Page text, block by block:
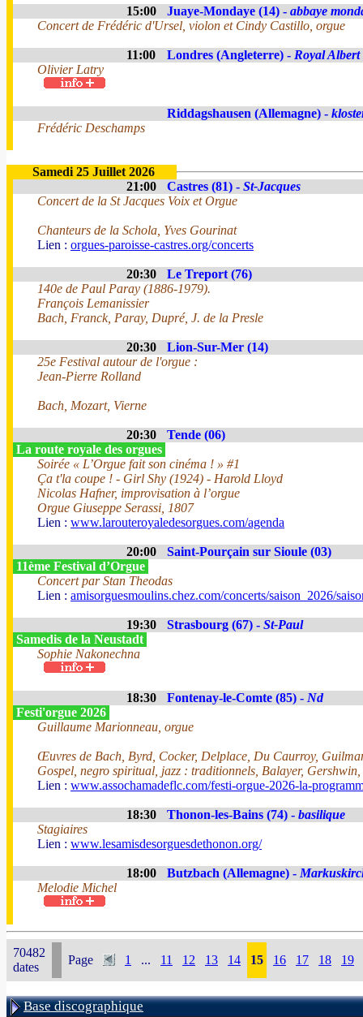
15:00 Juaye-Mondaye (14) - abbaye
Concert de Frédéric d'Ursel, violon et Cindy Castillo, orgue
11:00 Londres (Angleterre) - Royal
Olivier Latry
Riddagshausen (Allemagne) -
Frédéric Deschamps
Samedi 25 Juillet 2026
21:00
Castres (81) - St-Jacques
Concert de la St Jacques Voix et Orgue
Chanteurs de la Schola, Yves Gourinat
Lien : orgues-paroisse-castres.org/concerts
20:30
Le Treport (76)
140e de Paul Paray (1886-1979).
François Lemanissier
Bach, Franck, Paray, Dupré, J. de la Presle
20:30
Lion-Sur-Mer (14)
25e Festival autour de l'orgue :
Jean-Pierre Rolland
Bach, Mozart, Vierne
20:30
Tende (06)
La route royale des orgues
Soirée « L’Orgue fait son cinéma ! » #1
Ça t'la coupe ! - Girl Shy (1924) - Harold Lloyd
Nicolas Hafner, improvisation à l’orgue
Orgue Giuseppe Serassi, 1807
Lien : www.larouteroyaledesorgues.com/agenda
20:00
Saint-Pourçain sur Sioule (03)
11ème Festival d’Orgue
Concert par Stan Theodas
Lien : amisorguesmoulins.chez.com/concerts/saison_2026/
19:30 Strasbourg (67) - St-Paul
Samedis de la Neustadt
Sophie Nakonechna
18:30 Fontenay-le-Comte (85) - Nd
Festi'orgue 2026
Guillaume Marionneau, orgue
Œuvres de Bach, Byrd, Cocker, Delplace, Du Caurroy,
Gospel, negro spiritual, jazz : traditionnels, Balayer, Gershwin,
Lien : www.assochamadeflc.com/festi-orgue-2026-la-
18:30 Thonon-les-Bains (74) - basilique
Stagiaires
Lien : www.lesamisdesorguesdethonon.org/
18:00 Butzbach (Allemagne) -
Melodie Michel
70482
dates
Page 1 ... 11 12 13 14 15 16 17 18 19
Base discographique